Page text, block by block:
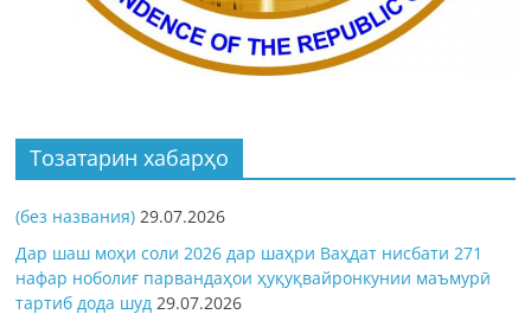
Тозатарин хабарҳо
(без названия) 29.07.2026
Дар шаш моҳи соли 2026 дар шаҳри Ваҳдат нисбати 271
нафар ноболиғ парвандаҳои ҳуқуқвайронкунии маъмурӣ
тартиб дода шуд 29.07.2026